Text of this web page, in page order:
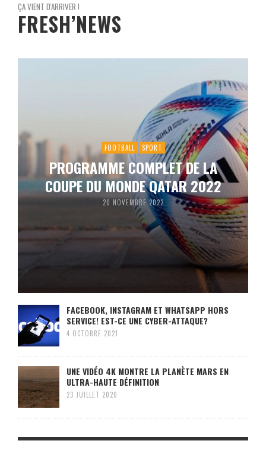
ÇA VIENT D'ARRIVER !
FRESH’NEWS
FOOTBALL SPORT
PROGRAMME COMPLET DE LA
COUPE DU MONDE QATAR 2022
20 NOVEMBRE 2022
FACEBOOK, INSTAGRAM ET WHATSAPP HORS
SERVICE! EST-CE UNE CYBER-ATTAQUE?
4 OCTOBRE 2021
UNE VIDÉO 4K MONTRE LA PLANÈTE MARS EN
ULTRA-HAUTE DÉFINITION
23 JUILLET 2020